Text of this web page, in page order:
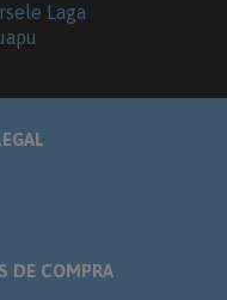
Laga
DE COMPRA